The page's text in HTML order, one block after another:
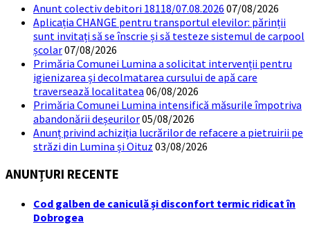
Anunt colectiv debitori 18118/07.08.2026 07/08/2026
Aplicația CHANGE pentru transportul elevilor: părinții
sunt invitați să se înscrie și să testeze sistemul de carpool
școlar07/08/2026
Primăria Comunei Lumina a solicitat intervenții pentru
igienizarea și decolmatarea cursului de apă care
traversează localitatea 06/08/2026
Primăria Comunei Lumina intensifică măsurile împotriva
abandonării deșeurilor05/08/2026
Anunț privind achiziția lucrărilor de refacere a pietruirii pe
străzi din Lumina și Oituz 03/08/2026
ANUNȚURI RECENTE
Cod galben de caniculă și disconfort termic ridicat în
Dobrogea